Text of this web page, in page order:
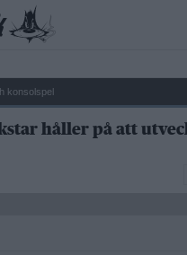
konsolspel
håller på att